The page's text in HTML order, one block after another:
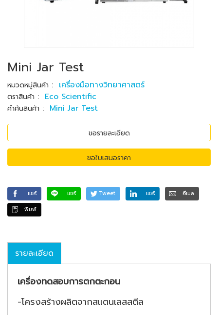
Mini Jar Test
หมวดหมู่สินค้า : เครื่องมือทางวิทยาศาสตร์
ตราสินค้า : Eco Scientific
คำค้นสินค้า : Mini Jar Test
ขอรายละเอียด
ขอใบเสนอราคา
แชร์ แชร์ Tweet แชร์
อีเมล
พิมพ์
รายละเอียด
เครื่องทดสอบการตกตะกอน
-โครงสร้างผลิตจากสแตนเลสสตีล